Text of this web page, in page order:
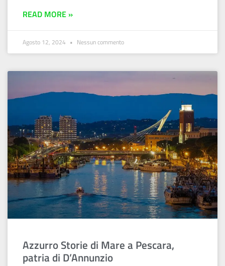
READ MORE »
Agosto 12, 2024 Nessun commento
Azzurro Storie di Mare a Pescara,
patria di D’Annunzio